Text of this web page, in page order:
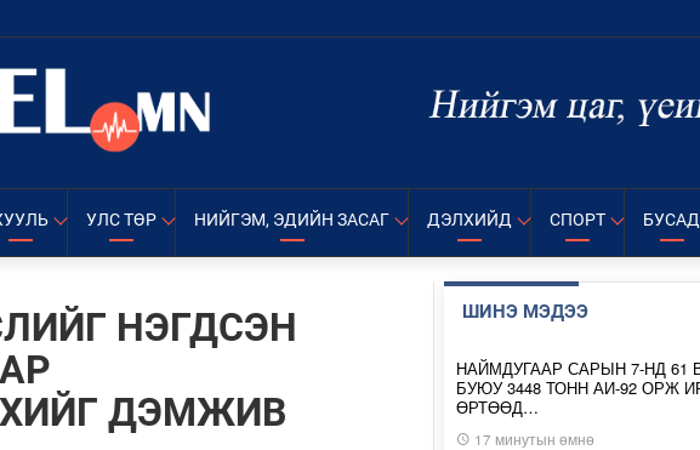
УЛС ТӨР НИЙГЭМ, ЭДИЙН ЗАСАГ ДЭЛХИЙД СПОРТ БУСАД
НЭГДСЭН
ДЭМЖИВ
ШИНЭ МЭДЭЭ
НАЙМДУГААР САРЫН 7-НД 61
БУЮУ 3448 ТОНН АИ-92 ОРЖ
ӨРТӨӨД…
17 минутын өмнө